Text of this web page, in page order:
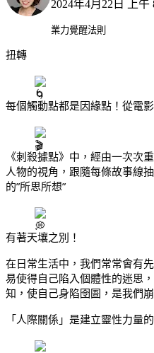
2024年4月22日 上午
業力覺醒法則
扭轉
每個觸動點都是因緣點！從電影
《刺殺據點》中，經由一次次
人物的視角，跟隨每條故事線
的”所思所想”
有著天壤之別！
在日常生活中，我們常常會有
易使得自己陷入個體性的迷思
知，使自己身陷囹圄，是我們
「人際關係」是建立靈性力量